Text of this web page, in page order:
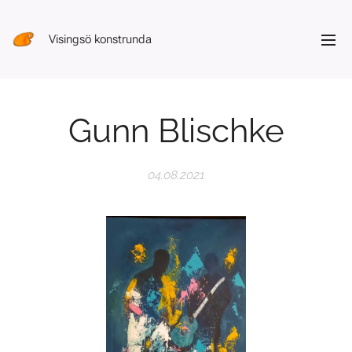
Visingsö konstrunda
Gunn Blischke
04.08.2021